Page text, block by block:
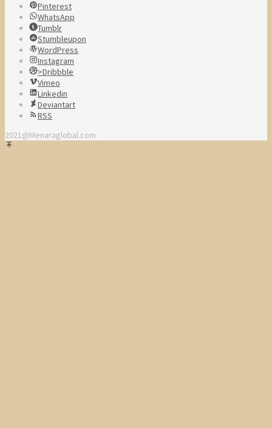
Pinterest
WhatsApp
Tumblr
Stumbleupon
WordPress
Instagram
>Dribbble
Vimeo
Linkedin
Deviantart
RSS
2021@Menaraglobal.com